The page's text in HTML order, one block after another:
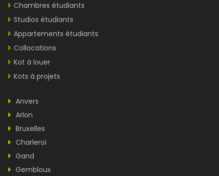
Chambres étudiants
Studios étudiants
Appartements étudiants
Collocations
Kot à louer
Kots à projets
Anvers
Arlon
Bruxelles
Charleroi
Gand
Gembloux